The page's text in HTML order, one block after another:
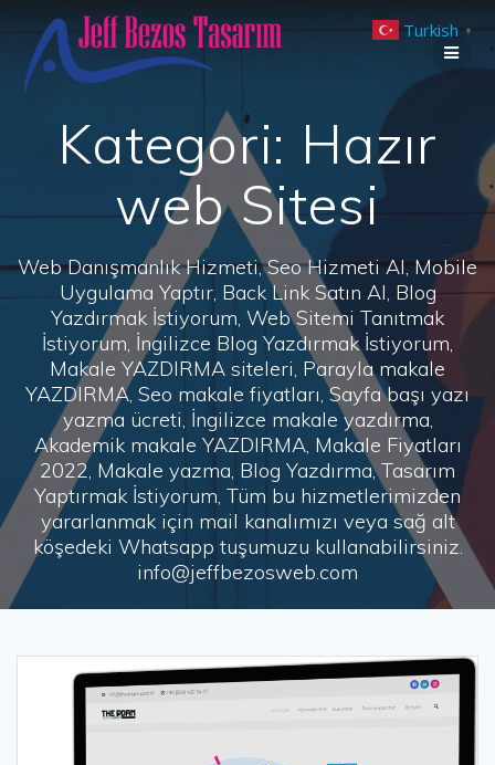
to
Kategori: Hazır
web Sitesi
Web Danışmanlık Hizmeti, Seo Hizmeti Al, Mobile
Uygulama Yaptır, Back Link Satın Al, Blog
Yazdırmak İstiyorum, Web Sitemi Tanıtmak
İstiyorum, İngilizce Blog Yazdırmak İstiyorum,
Makale YAZDIRMA siteleri, Parayla makale
YAZDIRMA, Seo makale fiyatları, Sayfa başı yazı
yazma ücreti, İngilizce makale yazdırma,
Akademik makale YAZDIRMA, Makale Fiyatları
2022, Makale yazma, Blog Yazdırma, Tasarım
Yaptırmak İstiyorum, Tüm bu hizmetlerimizden
yararlanmak için mail kanalımızı veya sağ alt
köşedeki Whatsapp tuşumuzu kullanabilirsiniz.
info@jeffbezosweb.com
Turkish ▼